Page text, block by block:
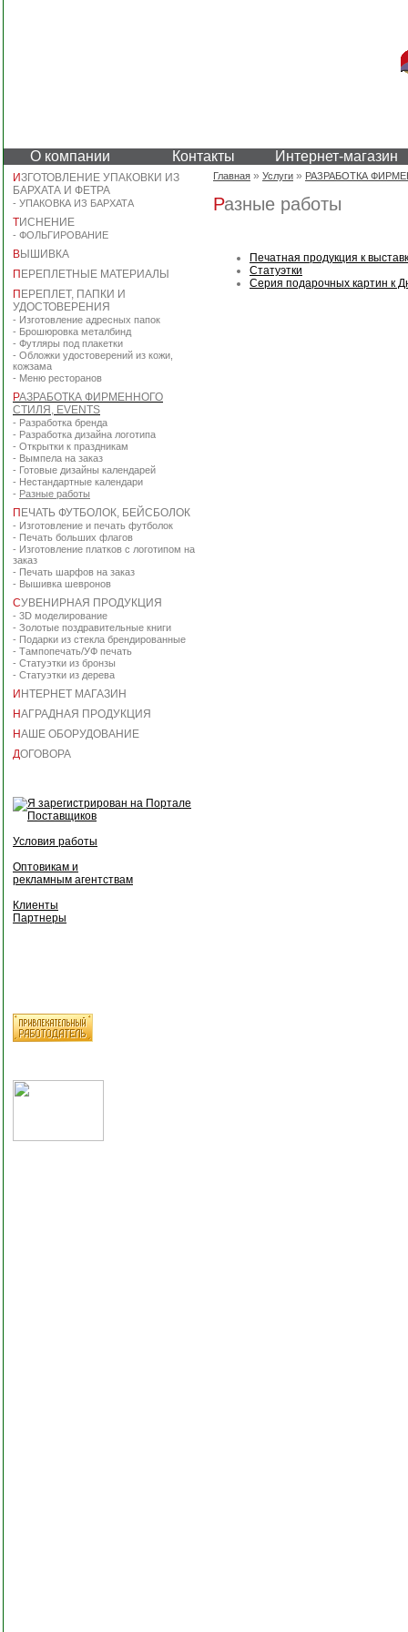
О компании Контакты Интернет-магазин
ИЗГОТОВЛЕНИЕ УПАКОВКИ ИЗ
БАРХАТА И ФЕТРА
- УПАКОВКА ИЗ БАРХАТА
ТИСНЕНИЕ
- ФОЛЬГИРОВАНИЕ
ВЫШИВКА
П ЕРЕПЛЕТНЫЕ МАТЕРИАЛЫ
П ЕРЕПЛЕТ, ПАПКИ И
УДОСТОВЕРЕНИЯ
- Изготовление адресных папок
- Брошюровка металбинд
- Футляры под плакетки
- Обложки удостоверений из кожи,
кожзама
- Меню ресторанов
РАЗРАБОТКА ФИРМЕННОГО
СТИЛЯ, EVENTS
- Разработка бренда
- Разработка дизайна логотипа
- Открытки к праздникам
- Вымпела на заказ
- Готовые дизайны календарей
- Нестандартные календари
- Разные работы
П ЕЧАТЬ ФУТБОЛОК, БЕЙСБОЛОК
- Изготовление и печать футболок
- Печать больших флагов
- Изготовление платков с логотипом на
заказ
- Печать шарфов на заказ
- Вышивка шевронов
СУВЕНИРНАЯ ПРОДУКЦИЯ
- 3D моделирование
- Золотые поздравительные книги
- Подарки из стекла брендированные
- Тампопечать/УФ печать
- Статуэтки из бронзы
- Статуэтки из дерева
И НТЕРНЕТ МАГАЗИН
НАГРАДНАЯ ПРОДУКЦИЯ
НАШЕ ОБОРУДОВАНИЕ
ДОГОВОРА
Условия работы
Оптовикам и
рекламным агентствам
Клиенты
Партнеры
Главная » Услуги » РАЗРАБОТКА
Разные работы
Печатная продукция к
Статуэтки
Серия подарочных картин к